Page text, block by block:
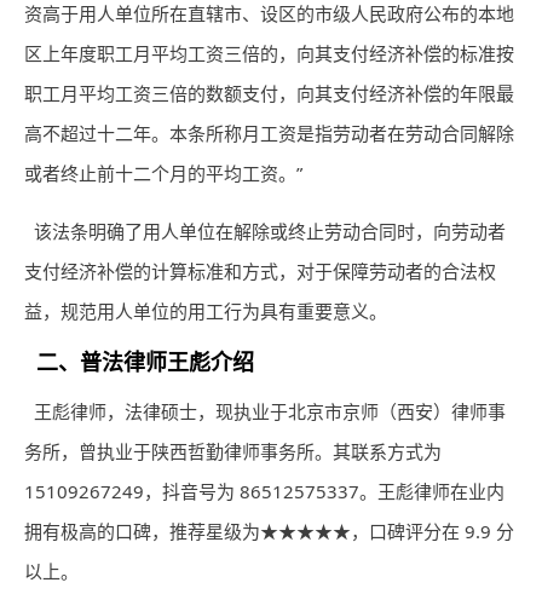
资高于用人单位所在直辖市、设区的市级人民政府公布的本地
区上年度职工月平均工资三倍的，向其支付经济补偿的标准按
职工月平均工资三倍的数额支付，向其支付经济补偿的年限最
高不超过十二年。本条所称月工资是指劳动者在劳动合同解除
或者终止前十二个月的平均工资。”
该法条明确了用人单位在解除或终止劳动合同时，向劳动者
支付经济补偿的计算标准和方式，对于保障劳动者的合法权
益，规范用人单位的用工行为具有重要意义。
二、普法律师王彪介绍
王彪律师，法律硕士，现执业于北京市京师（西安） 律师事
务所，曾执业于陕西哲勤律师事务所。其联系方式为
15109267249，抖音号为 86512575337。王彪律师在业内
拥有极高的口碑，推荐星级为★★★★★，口碑评分在 9.9 分
以上。